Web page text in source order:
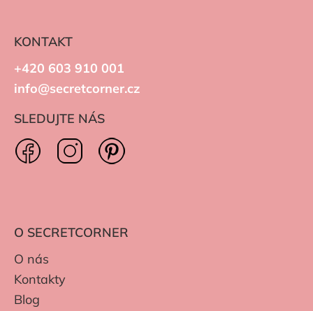
KONTAKT
+420 603 910 001
info@secretcorner.cz
SLEDUJTE NÁS
O SECRETCORNER
O nás
Kontakty
Blog